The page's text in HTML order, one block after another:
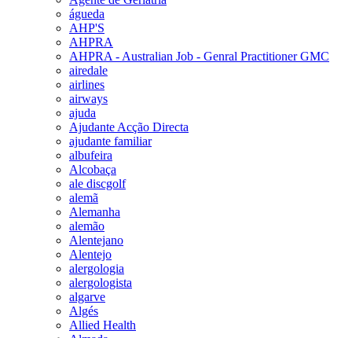
águeda
AHP'S
AHPRA
AHPRA - Australian Job - Genral Practitioner GMC
airedale
airlines
airways
ajuda
Ajudante Acção Directa
ajudante familiar
albufeira
Alcobaça
ale discgolf
alemã
Alemanha
alemão
Alentejano
Alentejo
alergologia
alergologista
algarve
Algés
Allied Health